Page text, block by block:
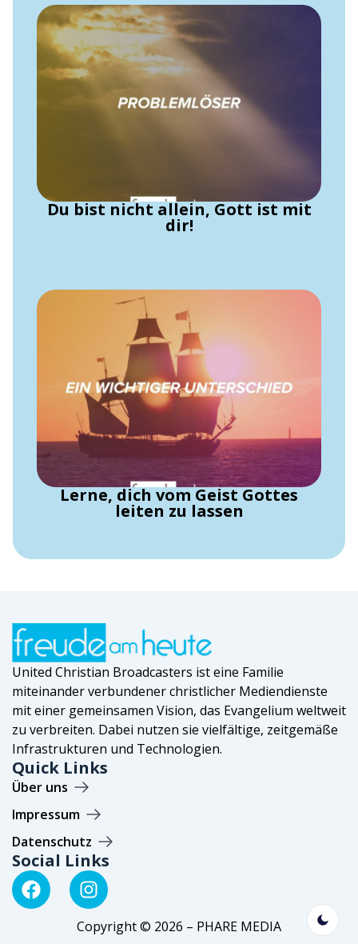
Du bist nicht allein, Gott ist mit
dir!
Lerne, dich vom Geist Gottes
leiten zu lassen
United Christian Broadcasters ist eine Familie
miteinander verbundener christlicher Mediendienste
mit einer gemeinsamen Vision, das Evangelium weltweit
zu verbreiten. Dabei nutzen sie vielfältige, zeitgemäße
Infrastrukturen und Technologien.
Quick Links
Über uns
Impressum
Datenschutz
Social Links
Copyright © 2026 – PHARE MEDIA